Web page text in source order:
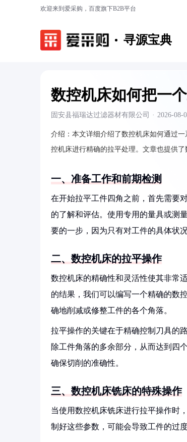
欢迎来到爱采购，百度旗下B2B平台
寻源宝典
数控机床如何把一
固安县福瑞达过滤器材有限公司 · 2026-08-
介绍： 本文详细介绍了数控机床如何通过
控机床进行精确的拉平处理。文章也提供
一、准备工作和前期检测
在开始拉平工件四角之前，首先需要
的了解和评估。使用专用的量具或测
要的一步，因为只有对工件的具体状
二、数控机床的拉平操作
数控机床的精确性和灵活性使其非常
的结果，我们可以编写一个精确的数
确地削减或修整工件的各个角落。
拉平操作的关键在于精确控制刀具的
除工件角落的多余部分，从而达到四
确保切削的准确性。
三、数控机床铣床的特殊操作
当使用数控机床铣床进行拉平操作时
制好这些参数，可能会导致工件的过